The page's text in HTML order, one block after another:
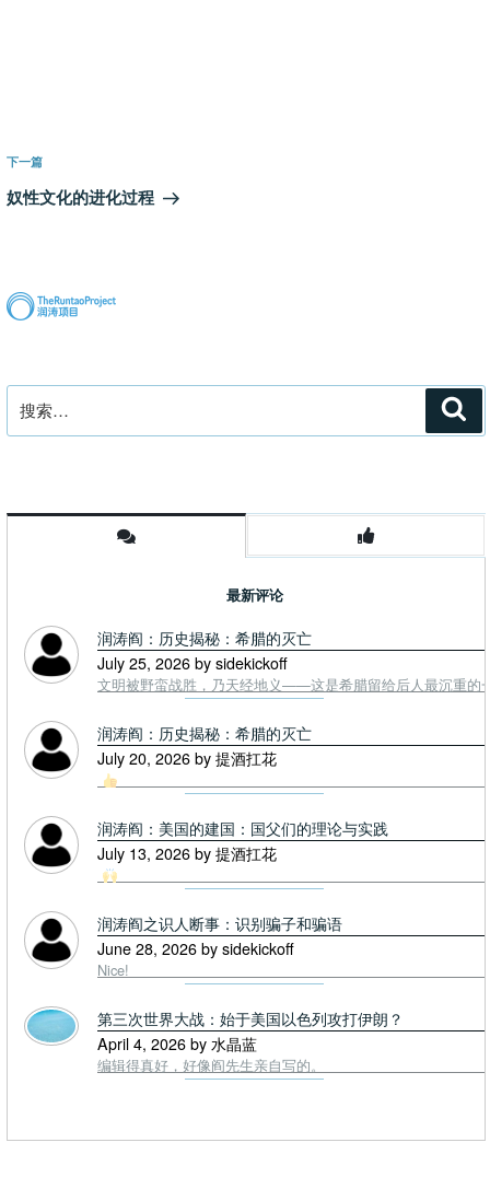
章
导
航
下
一
下一篇
奴性文化的进化过程
索：
最新评论
润涛阎：历史揭秘：希腊的灭亡
July 25, 2026 by sidekickoff
文明被野蛮战胜，乃天经地义——这是希腊留给后人最沉重的
润涛阎：历史揭秘：希腊的灭亡
July 20, 2026 by 提酒扛花
润涛阎：美国的建国：国父们的理论与实践
July 13, 2026 by 提酒扛花
润涛阎之识人断事：识别骗子和骗语
June 28, 2026 by sidekickoff
Nice!
第三次世界大战：始于美国以色列攻打伊朗？
April 4, 2026 by 水晶蓝
编辑得真好，好像阎先生亲自写的。